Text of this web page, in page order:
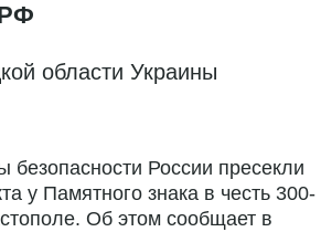
области Украины
России пресекли
у Памятного знака в честь 300-
Об этом сообщает в